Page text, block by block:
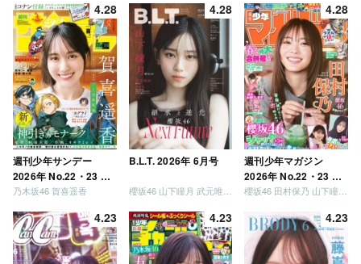
う」「ご褒美でロケし
ましょう」「フレンド
リーになりましょう」
「笑って卒業を祝いま
しょう」 [Blu-ray]
4.28
週刊少年サンデー
2026年 No.22・23 合
併号
乃木坂46 賀喜遥香
4.28
B.L.T. 2026年 6月号
櫻坂46 山下瞳月 武元唯衣 / 乃木坂46 海邉朱莉
4.28
週刊少年マガジン
2026年 No.22・23 合
併号
4.23 4.23 4.23